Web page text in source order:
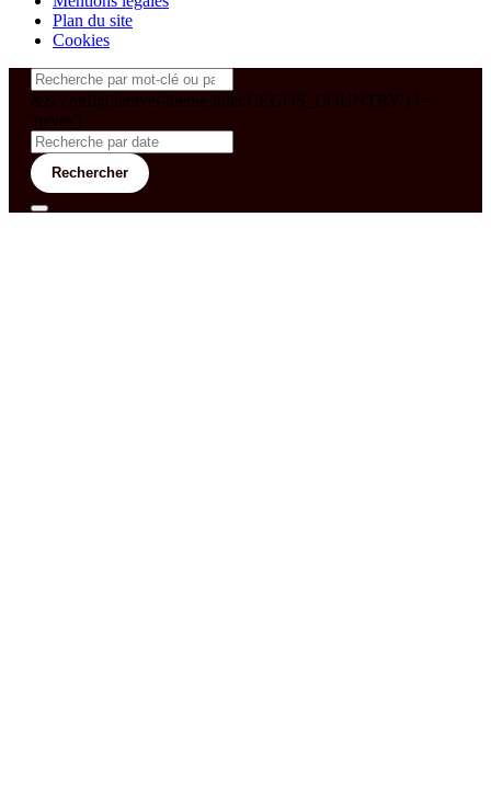
Plan du site
Cookies
&& config('laravel-theme-inter.CEGOS_COUNTRY') !=
'neves')
Rechercher